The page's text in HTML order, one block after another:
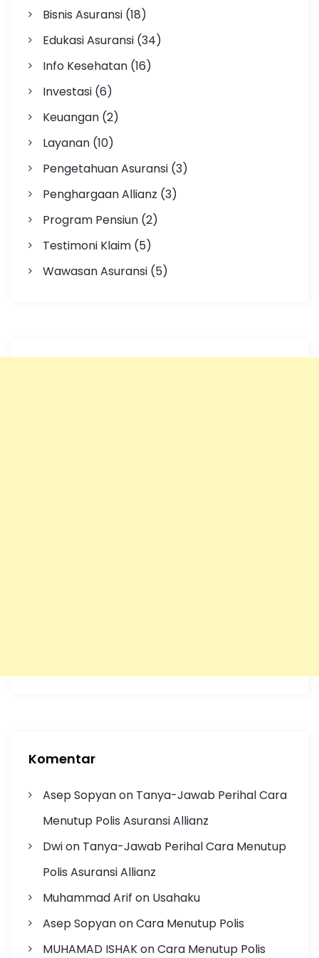
Bisnis Asuransi(18)
Edukasi Asuransi(34)
Info Kesehatan(16)
Investasi(6)
Keuangan(2)
Layanan(10)
Pengetahuan Asuransi(3)
Penghargaan Allianz (3)
Program Pensiun(2)
Testimoni Klaim(5)
Wawasan Asuransi(5)
Komentar
Asep Sopyanon Tanya-Jawab Perihal Cara
Menutup Polis Asuransi Allianz
Dwion Tanya-Jawab Perihal Cara Menutup
Polis Asuransi Allianz
Muhammad Arif on Usahaku
Asep SopyanonCara Menutup Polis
MUHAMAD ISHAKonCara Menutup Polis